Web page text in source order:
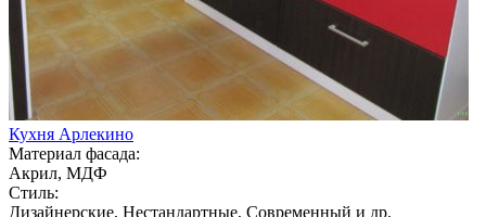
Кухня Арлекино
Материал фасада:
Акрил, МДФ
Стиль:
Дизайнерские, Нестандартные, Современный и др.